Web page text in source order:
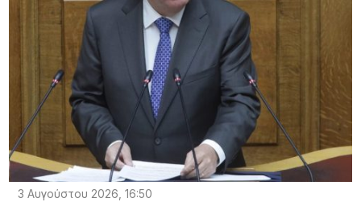
3 Αυγούστου 2026, 16:50